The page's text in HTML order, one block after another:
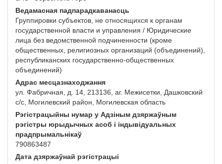
Ведамасная падпарадкаванасць
Группировки субъектов, не относящихся к органам
государственной власти и управления / Юридические
лица без ведомственной подчиненности (кроме
общественных, религиозных организаций (объединений),
республиканских государственно-общественных
объединений)
Адрас месцазнаходжання
ул. Фабричная, д. 14, 213136, аг. Межисетки, Дашковский
с/с, Могилевский район, Могилевская область
Рэгістрацыйны нумар у Адзіным дзяржаўным
рэгістры юрыдычных асоб і індывідуальных
прадпрымальнікаў
790863487
Дата дзяржаўнай рэгістрацыі